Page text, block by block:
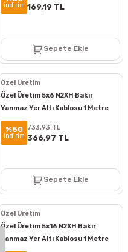
indirim 169,19 TL
Sepete Ekle
Özel Üretim
Özel Üretim 5x6 N2XH Bakır
Yanmaz Yer Altı Kablosu 1 Metre
%50
indirim
733,93 TL
366,97 TL
Sepete Ekle
Özel Üretim
Özel Üretim 5x16 N2XH Bakır
Yanmaz Yer Altı Kablosu 1 Metre